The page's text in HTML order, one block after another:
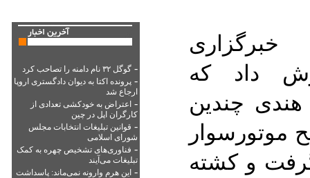
- گوگل ۳۲ نام دامنه را تصاحب کرد
- پرونده اکتا به دیوان دادگستری اروپا
ارجاع شد
- اعتراض به خودکشی تعدادی از
کارگران اپل در چین
- قوانین تبلیغات انتخابات مجلس
شورای اسلامی
- فناوری‌های تشخیص چهره به کمک
تبلیغات می‌آیند
- این هرم وارونه نمی‌ماند: پاسداشت
داد که
هندی چندین
موتورسوار
و کشته